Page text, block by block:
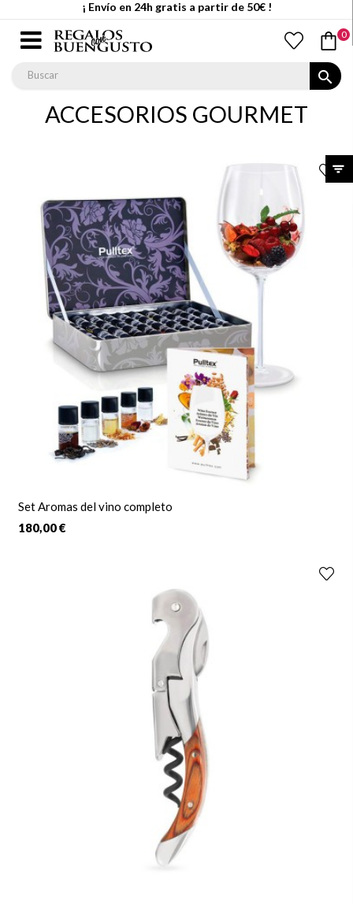
¡ Envío en 24h gratis a partir de 50€ !
0
search
ACCESORIOS GOURMET
Set Aromas del vino completo
180,00 €